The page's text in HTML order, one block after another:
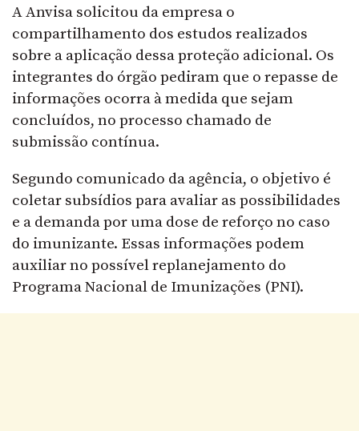
A Anvisa solicitou da empresa o
compartilhamento dos estudos realizados
sobre a aplicação dessa proteção adicional. Os
integrantes do órgão pediram que o repasse de
informações ocorra à medida que sejam
concluídos, no processo chamado de
submissão contínua.
Segundo comunicado da agência, o objetivo é
coletar subsídios para avaliar as possibilidades
e a demanda por uma dose de reforço no caso
do imunizante. Essas informações podem
auxiliar no possível replanejamento do
Programa Nacional de Imunizações (PNI).